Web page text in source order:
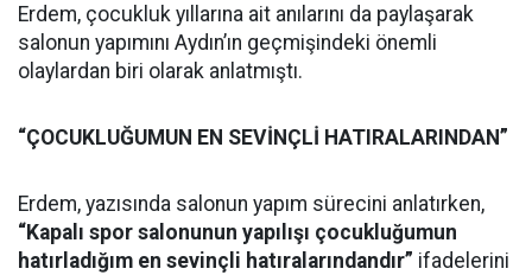
Erdem, çocukluk yıllarına ait anılarını da paylaşarak
salonun yapımını Aydın’ın geçmişindeki önemli
olaylardan biri olarak anlatmıştı.
“ÇOCUKLUĞUMUN EN SEVİNÇLİ HATIRALARINDAN”
Erdem, yazısında salonun yapım sürecini anlatırken,
“Kapalı spor salonunun yapılışı çocukluğumun
hatırladığım en sevinçli hatıralarındandır” ifadelerini